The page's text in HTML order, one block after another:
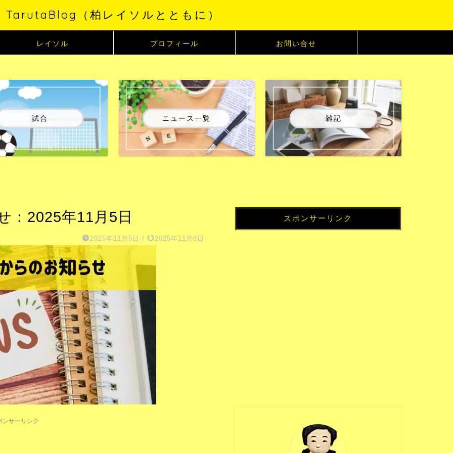
TarutaBlog（柏レイソルとともに）
レイソル プロフィール お問い合せ
試合 ニュース一覧 雑記
：2025年11月5日
2025年11月5日 / 2025年11月8日
ンサーリンク
スポンサーリンク